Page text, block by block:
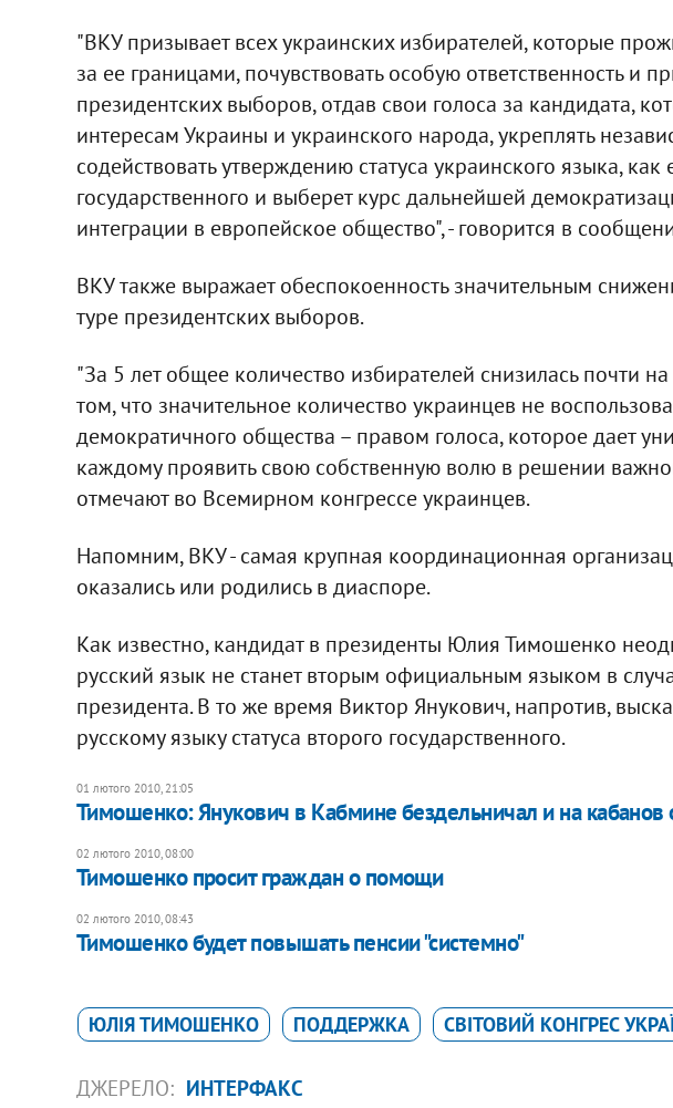
"ВКУ призывает всех украинских избирателей, которые
за ее границами, почувствовать особую ответственность и
президентских выборов, отдав свои голоса за кандидата,
интересам Украины и украинского народа, укреплять
содействовать утверждению статуса украинского языка, как
государственного и выберет курс дальнейшей
интеграции в европейское общество", - говорится в
ВКУ также выражает обеспокоенность значительным
туре президентских выборов.
"За 5 лет общее количество избирателей снизилась почти
том, что значительное количество украинцев не
демократичного общества – правом голоса, которое дает
каждому проявить свою собственную волю в решении
отмечают во Всемирном конгрессе украинцев.
Напомним, ВКУ - самая крупная координационная
оказались или родились в диаспоре.
Как известно, кандидат в президенты Юлия Тимошенко
русский язык не станет вторым официальным языком в
президента. В то же время Виктор Янукович, напротив,
русскому языку статуса второго государственного.
01 лютого 2010, 21:05
Тимошенко: Янукович в Кабмине бездельничал и на кабанов
02 лютого 2010, 08:00
Тимошенко просит граждан о помощи
02 лютого 2010, 08:43
Тимошенко будет повышать пенсии "системно"
ЮЛІЯ ТИМОШЕНКО ПОДДЕРЖКА СВІТОВИЙ КОНГРЕС
ДЖЕРЕЛО: ИНТЕРФАКС